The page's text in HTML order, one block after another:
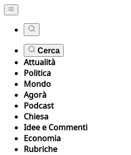
Cerca
Attualità
Politica
Mondo
Agorà
Podcast
Chiesa
Idee e Commenti
Economia
Rubriche